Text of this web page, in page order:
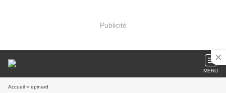
Publicité
MENU
Accueil » epinard